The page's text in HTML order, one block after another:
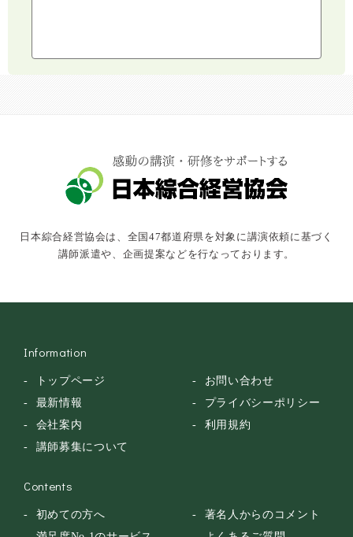
コミュニケーション・話し方
キャスター・アナウンサー
俳優・タレント・モデル
落語・講談・色物
安全大会
日本綜合経営協会は、全国47都道府県を対象に講演依頼に基づく
講師派遣や、企画提案などを行なっております。
Information
トップページ
最新情報
会社案内
講師募集について
お問い合わせ
プライバシーポリシー
利用規約
Contents
初めての方へ
著名人からのコメント